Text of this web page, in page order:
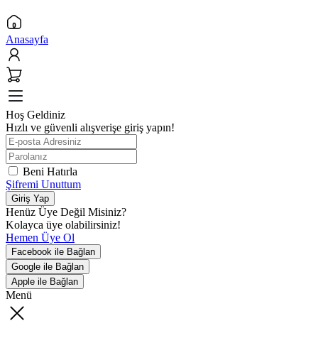
Anasayfa
Hoş Geldiniz
Hızlı ve güvenli alışverişe giriş yapın!
Beni Hatırla
Şifremi Unuttum
Giriş Yap
Henüz Üye Değil Misiniz?
Kolayca üye olabilirsiniz!
Hemen Üye Ol
Facebook ile Bağlan
Google ile Bağlan
Apple ile Bağlan
Menü